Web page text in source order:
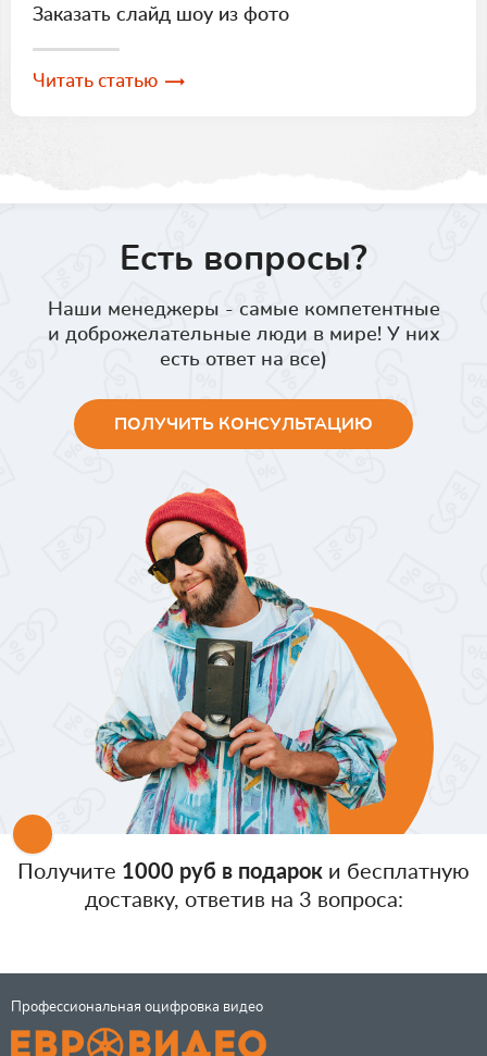
Заказать слайд шоу из фото
Читать статью
Есть вопросы?
Наши менеджеры - самые компетентные
и доброжелательные люди в мире! У них
есть ответ на все)
ПОЛУЧИТЬ КОНСУЛЬТАЦИЮ
Получите 1000 руб в подарок и бесплатную
доставку, ответив на 3 вопроса:
Профессиональная оцифровка видео